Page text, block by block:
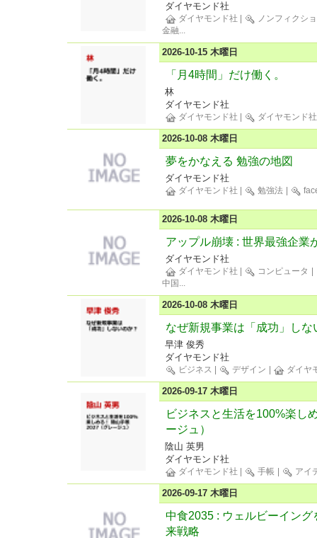
ダイヤモンド社
ダイヤモンド社
ノンフィクシ
金融...
2026-10-15 木曜日
「月4時間」だけ働く。
林
ダイヤモンド社
ダイヤモンド社 ダイヤモンド社
2026-10-08 木曜日
夢をかなえる 勉強の地図
ダイヤモンド社
ダイヤモンド社 勉強法
2026-10-08 木曜日
アップル崩壊 : 世界最強企業
ダイヤモンド社
ダイヤモンド社 コンピュータ
中国 ...
2026-10-08 木曜日
なぜ新規事業は「成功」しな
早津 俊秀
ダイヤモンド社
ビジネス デザイン ダイヤ
2026-09-17 木曜日
ビジネスと生活を100%楽し
ージュ）
陰山 英男
ダイヤモンド社
ダイヤモンド社 手帳 アイ
2026-09-17 木曜日
中食2035 : ウェルビーイン
来戦略